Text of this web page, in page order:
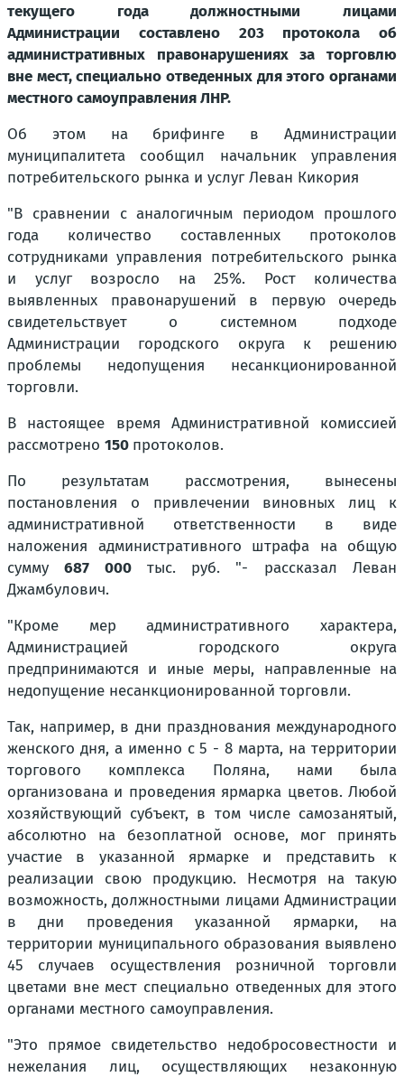
текущего года должностными лицами
Администрации составлено 203 протокола об
административных правонарушениях за торговлю
вне мест, специально отведенных для этого органами
местного самоуправления ЛНР.
Об этом на брифинге в Администрации
муниципалитета сообщил начальник управления
потребительского рынка и услуг Леван Кикория
"В сравнении с аналогичным периодом прошлого
года количество составленных протоколов
сотрудниками управления потребительского рынка
и услуг возросло на 25%. Рост количества
выявленных правонарушений в первую очередь
свидетельствует о системном подходе
Администрации городского округа к решению
проблемы недопущения несанкционированной
торговли.
В настоящее время Административной комиссией
рассмотрено 150 протоколов.
По результатам рассмотрения, вынесены
постановления о привлечении виновных лиц к
административной ответственности в виде
наложения административного штрафа на общую
сумму687 000тыс. руб. "- рассказал Леван
Джамбулович.
"Кроме мер административного характера,
Администрацией городского округа
предпринимаются и иные меры, направленные на
недопущение несанкционированной торговли.
Так, например, в дни празднования международного
женского дня, а именно с 5 - 8 марта, на территории
торгового комплекса Поляна, нами была
организована и проведения ярмарка цветов. Любой
хозяйствующий субъект, в том числе самозанятый,
абсолютно на безоплатной основе, мог принять
участие в указанной ярмарке и представить к
реализации свою продукцию. Несмотря на такую
возможность, должностными лицами Администрации
в дни проведения указанной ярмарки, на
территории муниципального образования выявлено
45 случаев осуществления розничной торговли
цветами вне мест специально отведенных для этого
органами местного самоуправления.
"Это прямое свидетельство недобросовестности и
нежелания лиц, осуществляющих незаконную